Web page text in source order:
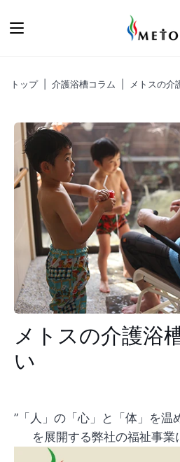
キ
トップ| 介護浴槽コラム メトスの介
メトスの介護浴
い
”「人」の「心」と「体」を温
を展開する弊社の福祉事業